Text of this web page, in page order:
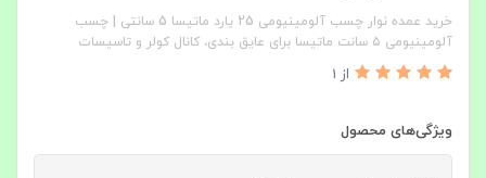
خرید عمده نوار چسب آلومینیومی 25 یارد ماتیسا 5 سانتی | چسب
آلومینیومی ۵ سانت ماتیسا برای عایق‌ بندی، کانال کولر و تاسیسات
از 1
ویژگی‌های محصول